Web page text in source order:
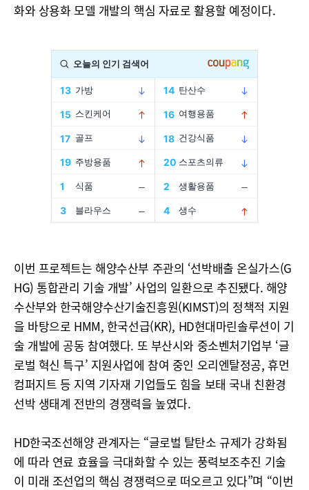
화와 상용화 모델 개발의 핵심 자료로 활용할 예정이다.
이번 프로젝트는 해양수산부 주관의 ‘선박배출 온실가스(G
HG) 통합관리 기술 개발’ 사업의 일환으로 추진됐다. 해양
수산부와 한국해양수산기술진흥원(KIMST)의 정책적 지원
을 바탕으로 HMM, 한국선급(KR), HD현대마린솔루션이 기
술 개발에 공동 참여했다. 또 부산시와 중소벤처기업부 ‘글
로벌 혁신 특구’ 지원사업에 참여 중인 오리엔탈정공, 휴먼
컴퍼지트 등 지역 기자재 기업들도 힘을 보태 국내 친환경
선박 생태계 전반의 경쟁력을 높였다.
HD한국조선해양 관계자는 “글로벌 탈탄소 규제가 강화됨
에 따라 연료 효율을 극대화할 수 있는 풍력보조추진 기술
이 미래 조선업의 핵심 경쟁력으로 떠오르고 있다”며 “이번